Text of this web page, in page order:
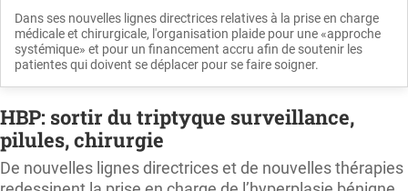
Dans ses nouvelles lignes directrices relatives à la prise en charge
médicale et chirurgicale, l'organisation plaide pour une «approche
systémique» et pour un financement accru afin de soutenir les
patientes qui doivent se déplacer pour se faire soigner.
HBP: sortir du triptyque surveillance,
pilules, chirurgie
De nouvelles lignes directrices et de nouvelles thérapies